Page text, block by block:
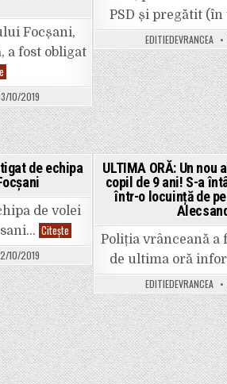
Focșani,
a fost obligat
EXCLUSIV.
ULTIMA
ORĂ:
Primarul
Misăilă,
obligat
de
instanță
să
plătească
pensie
majorată
pentru
fiicele
sale:
3430
lei
lunar.
Misăilă
are
o
indemnizație
de
132
milioane
lei
vechi
lunar.
10/2019
PSD și pregătit
EDITIEDEVRANCEA
de echipa
de volei
CiteșteTurneu
de
pregătire
de
echipa
de
volei
a
CSȘ
Focșani
10/2019
in
ULTIMA ORĂ: Un nou
copil de 9 ani! S-a
într-o locuință de
Poliția vrânceană
de ultima oră
EDITIEDEVRANCEA